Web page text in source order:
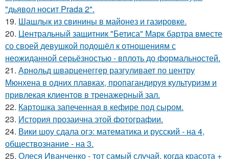
"дьявол носит Prada 2".
19. Шашлык из свинины в майонез и газировке.
20. Центральный защитник "Бетиса" Марк бартра вместе
со своей девушкой подошёл к отношениям с
неожиданной серьёзностью - вплоть до формальностей.
21. Арнольд шварценеггер разгуливает по центру
Мюнхена в одних плавках, пропагандируя культуризм и
привлекая клиентов в тренажерный зал.
22. Картошка запеченная в кефире под сыром.
23. История прозаична этой фотографии.
24. Вики шоу сдала огэ: математика и русский - на 4,
обществознание - на 3.
25. Олеся Иванченко - тот самый случай, когда красота +